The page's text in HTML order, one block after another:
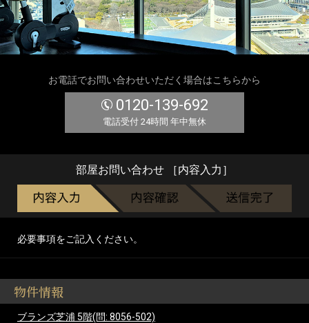
お電話でお問い合わせいただく場合はこちらから
0120-139-692
電話受付 24時間 年中無休
部屋お問い合わせ ［内容入力］
必要事項をご記入ください。
物件情報
ブランズ芝浦 5階(問: 8056-502)